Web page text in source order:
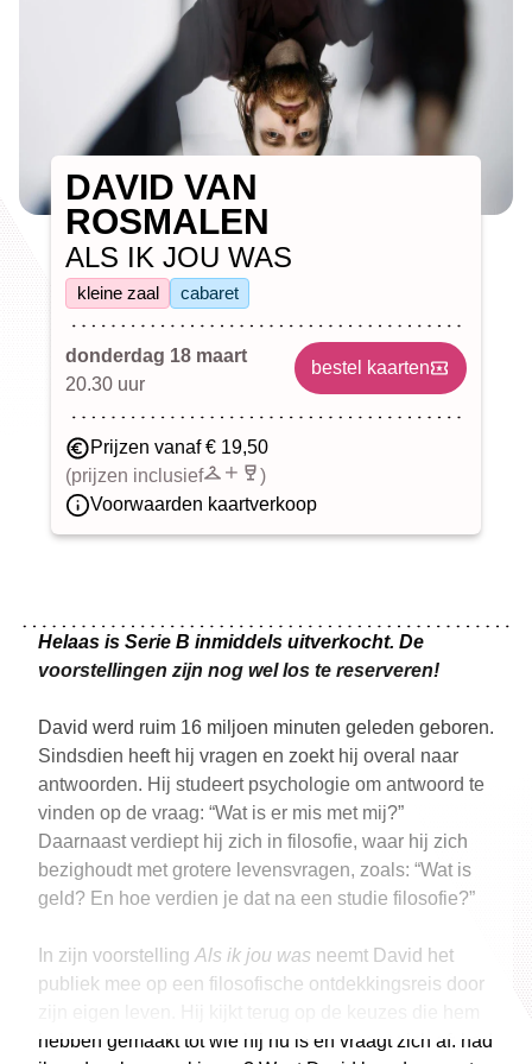
DAVID VAN
ROSMALEN
ALS IK JOU WAS
kleine zaal cabaret
donderdag 18 maart
20.30 uur
bestel kaarten
Prijzen vanaf € 19,50
(prijzen inclusief
)
Voorwaarden kaartverkoop
Helaas is Serie B inmiddels uitverkocht. De
voorstellingen zijn nog wel los te reserveren!
David werd ruim 16 miljoen minuten geleden geboren.
Sindsdien heeft hij vragen en zoekt hij overal naar
antwoorden. Hij studeert psychologie om antwoord te
vinden op de vraag: “Wat is er mis met mij?”
Daarnaast verdiept hij zich in filosofie, waar hij zich
bezighoudt met grotere levensvragen, zoals: “Wat is
geld? En hoe verdien je dat na een studie filosofie?”
In zijn voorstellingAls ik jou was neemt David het
publiek mee op een filosofische ontdekkingsreis door
hebben gemaakt tot wie hij nu is en vraagt zich af: had